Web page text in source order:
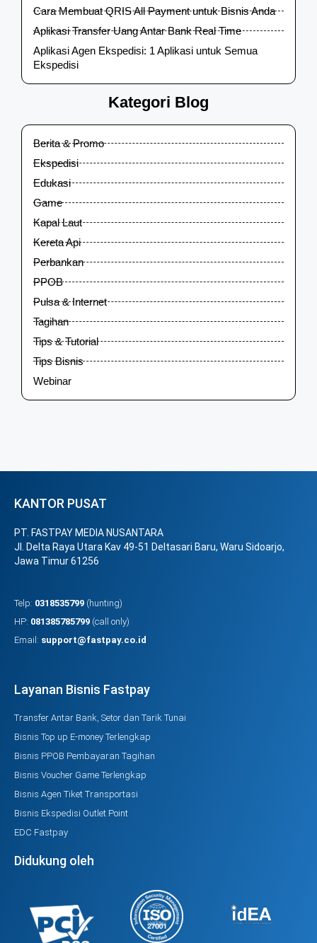
Cara Membuat QRIS All Payment untuk Bisnis Anda
Aplikasi Transfer Uang Antar Bank Real Time
Aplikasi Agen Ekspedisi: 1 Aplikasi untuk Semua
Ekspedisi
Kategori Blog
Berita & Promo
Ekspedisi
Edukasi
Game
Kapal Laut
Kereta Api
Perbankan
PPOB
Pulsa & Internet
Tagihan
Tips & Tutorial
Tips Bisnis
Webinar
KANTOR PUSAT
PT. FASTPAY MEDIA NUSANTARA
Jl. Delta Raya Utara Kav 49-51 Deltasari Baru, Waru Sidoarjo,
Jawa Timur 61256
Telp: 0318535799 (hunting)
HP: 081385785799 (call only)
Email: support@fastpay.co.id
Layanan Bisnis Fastpay
Transfer Antar Bank, Setor dan Tarik Tunai
Bisnis Top up E-money Terlengkap
Bisnis PPOB Pembayaran Tagihan
Bisnis Voucher Game Terlengkap
Bisnis Agen Tiket Transportasi
Bisnis Ekspedisi Outlet Point
EDC Fastpay
Didukung oleh